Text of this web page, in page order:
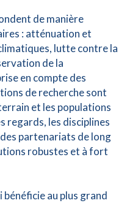
de manière
: atténuation et
lutte contre la
de la
en compte des
de recherche sont
et les populations
regards, les disciplines
partenariats de long
robustes et à fort
bénéficie au plus grand